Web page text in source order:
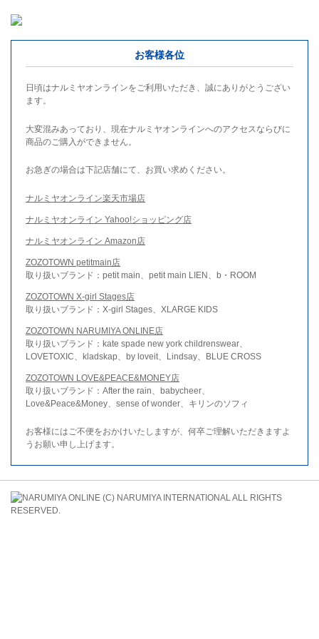
お客様各位
日頃はナルミヤオンラインをご利用いただき、誠にありがとうござい
ます。
大変混みあっており、現在ナルミヤオンラインへのアクセスならびに
商品のご購入ができません。
お急ぎの場合は下記店舗にて、お買い求めください。
ナルミヤオンライン楽天市場店
ナルミヤオンライン Yahoo!ショッピング店
ナルミヤオンライン Amazon店
ZOZOTOWN petitmain店
取り扱いブランド：petit main、petit main LIEN、b・ROOM
ZOZOTOWN X-girl Stages店
取り扱いブランド：X-girl Stages、XLARGE KIDS
ZOZOTOWN NARUMIYA ONLINE店
取り扱いブランド：kate spade new york childrenswear、
LOVETOXIC、kladskap、by loveit、Lindsay、BLUE CROSS
ZOZOTOWN LOVE&PEACE&MONEY店
取り扱いブランド：After the rain、babycheer、
Love&Peace&Money、sense of wonder、キリンのソフィ
お客様にはご不便をおかけいたしますが、何卒ご理解いただきますよ
うお願い申し上げます。